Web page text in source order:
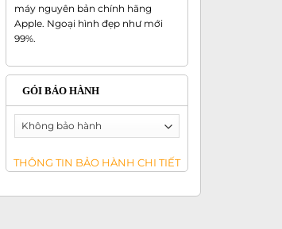
máy nguyên bản chính hãng
Apple. Ngoại hình đẹp như mới
99%.
GÓI BẢO HÀNH
THÔNG TIN BẢO HÀNH CHI TIẾT